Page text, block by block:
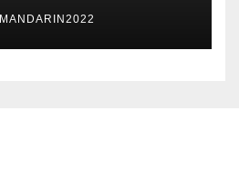
MANDARIN2022